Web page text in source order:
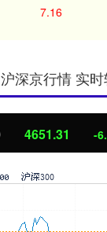
7.16
沪深京行情 实